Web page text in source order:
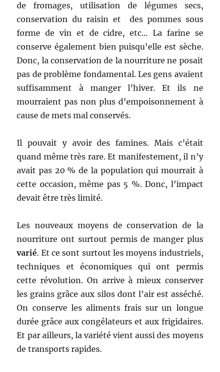
de fromages, utilisation de légumes secs,
conservation du raisin et des pommes sous
forme de vin et de cidre, etc… La farine se
conserve également bien puisqu’elle est sèche.
Donc, la conservation de la nourriture ne posait
pas de problème fondamental. Les gens avaient
suffisamment à manger l’hiver. Et ils ne
mourraient pas non plus d’empoisonnement à
cause de mets mal conservés.
Il pouvait y avoir des famines. Mais c’était
quand même très rare. Et manifestement, il n’y
avait pas 20 % de la population qui mourrait à
cette occasion, même pas 5 %. Donc, l’impact
devait être très limité.
Les nouveaux moyens de conservation de la
nourriture ont surtout permis de manger plus
varié. Et ce sont surtout les moyens industriels,
techniques et économiques qui ont permis
cette révolution. On arrive à mieux conserver
les grains grâce aux silos dont l’air est asséché.
On conserve les aliments frais sur un longue
durée grâce aux congélateurs et aux frigidaires.
Et par ailleurs, la variété vient aussi des moyens
de transports rapides.